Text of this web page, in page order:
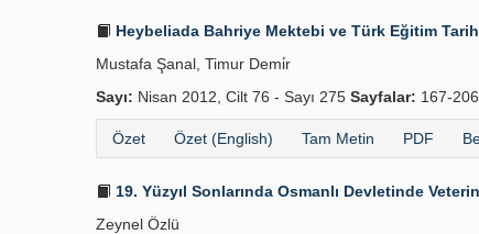
Heybeliada Bahriye Mektebi ve Türk Eğitim
Mustafa Şanal, Timur Demi̇r
Sayı: Nisan 2012, Cilt 76 - Sayı 275 Sayfalar: 167-206
Özet Özet (English) Tam Metin PDF
19. Yüzyıl Sonlarında Osmanlı Devletinde
Zeynel Özlü